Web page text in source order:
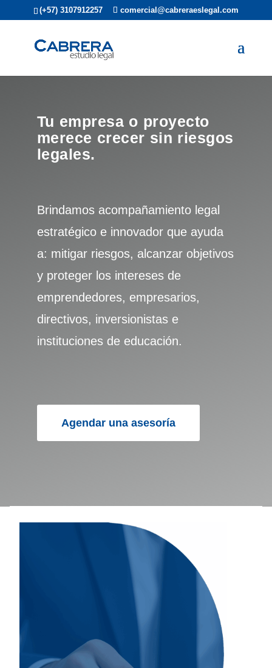
(+57) 3107912257 comercial@cabreraeslegal.com
Tu empresa o proyecto
merece crecer sin riesgos
legales.
Brindamos acompañamiento legal
estratégico e innovador que ayuda
a: mitigar riesgos, alcanzar objetivos
y proteger los intereses de
emprendedores, empresarios,
directivos, inversionistas e
instituciones de educación.
Agendar una asesoría